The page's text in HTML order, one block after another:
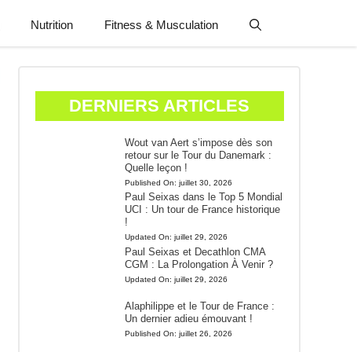
Nutrition Fitness & Musculation
DERNIERS ARTICLES
Wout van Aert s’impose dès son
retour sur le Tour du Danemark :
Quelle leçon !
Published On: juillet 30, 2026
Paul Seixas dans le Top 5 Mondial
UCI : Un tour de France historique
!
Updated On: juillet 29, 2026
Paul Seixas et Decathlon CMA
CGM : La Prolongation À Venir ?
Updated On: juillet 29, 2026
Alaphilippe et le Tour de France :
Un dernier adieu émouvant !
Published On: juillet 26, 2026